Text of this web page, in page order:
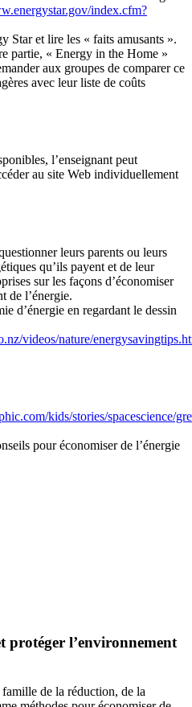
index.cfm?
Star et lire les « faits amusants ».
partie, « Energy in the Home »
aux groupes de comparer ce
avec leur liste de coûts
l’enseignant peut
au site Web individuellement
leurs parents ou leurs
qu’ils payent et de leur
sur les façons d’économiser
de l’énergie.
d’énergie en regardant le dessin
videos/nature/
kids/stories/spacescience/
pour économiser de l’énergie
protéger l’environnement
de la réduction, de la